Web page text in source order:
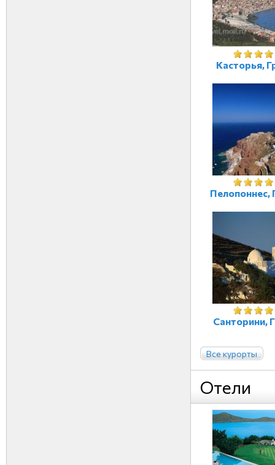
Касторья,
Пелопоннес,
Санторини,
Все курорты
Отели